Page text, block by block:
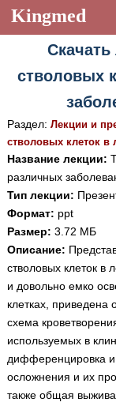
Kingmed
Учебный материал
Видеогалерея
Истории
Лекции и
Методические
Научно-популярное
Статьи
Новости (244)
Медицинская
Нормативы
Восстановить пароль
Регистрация
стволовых
Раздел: Лекции и
стволовых клеток в
Название лекции:
различных
Тип лекции:
Формат: ppt
Размер: 3.72 МБ
Описание:
стволовых клеток в
и довольно емко
клетках, приведена
схема
используемых в
дифференцировка и
осложнения и их
также общая